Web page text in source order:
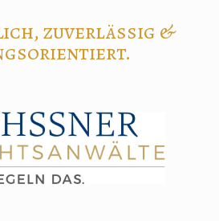
zuverlässig &